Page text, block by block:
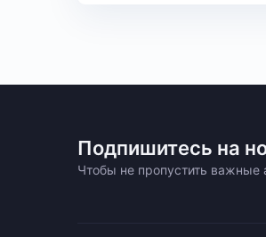
Подпишитесь на
Чтобы не пропустить важные